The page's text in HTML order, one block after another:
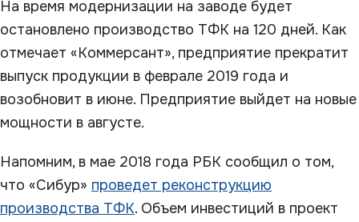
На время модернизации на заводе будет
остановлено производство ТФК на 120 дней. Как
отмечает «Коммерсант», предприятие прекратит
выпуск продукции в феврале 2019 года и
возобновит в июне. Предприятие выйдет на новые
мощности в августе.
Напомним, в мае 2018 года РБК сообщил о том,
что «Сибур» проведет реконструкцию
производства ТФК. Объем инвестиций в проект